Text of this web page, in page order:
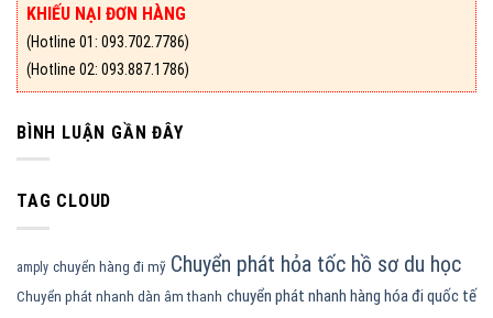
KHIẾU NẠI ĐƠN HÀNG
(Hotline 01: 093.702.7786)
(Hotline 02: 093.887.1786)
BÌNH LUẬN GẦN ĐÂY
TAG CLOUD
amply chuyển hàng đi mỹ Chuyển phát hỏa tốc hồ sơ du học
Chuyển phát nhanh dàn âm thanh chuyển phát nhanh hàng hóa đi quốc tế